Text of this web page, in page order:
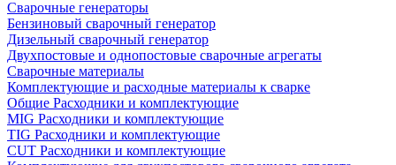
Сварочные генераторы
Бензиновый сварочный генератор
Дизельный сварочный генератор
Двухпостовые и однопостовые сварочные агрегаты
Сварочные материалы
Комплектующие и расходные материалы к сварке
Общие Расходники и комплектующие
MIG Расходники и комплектующие
TIG Расходники и комплектующие
CUT Расходники и комплектующие